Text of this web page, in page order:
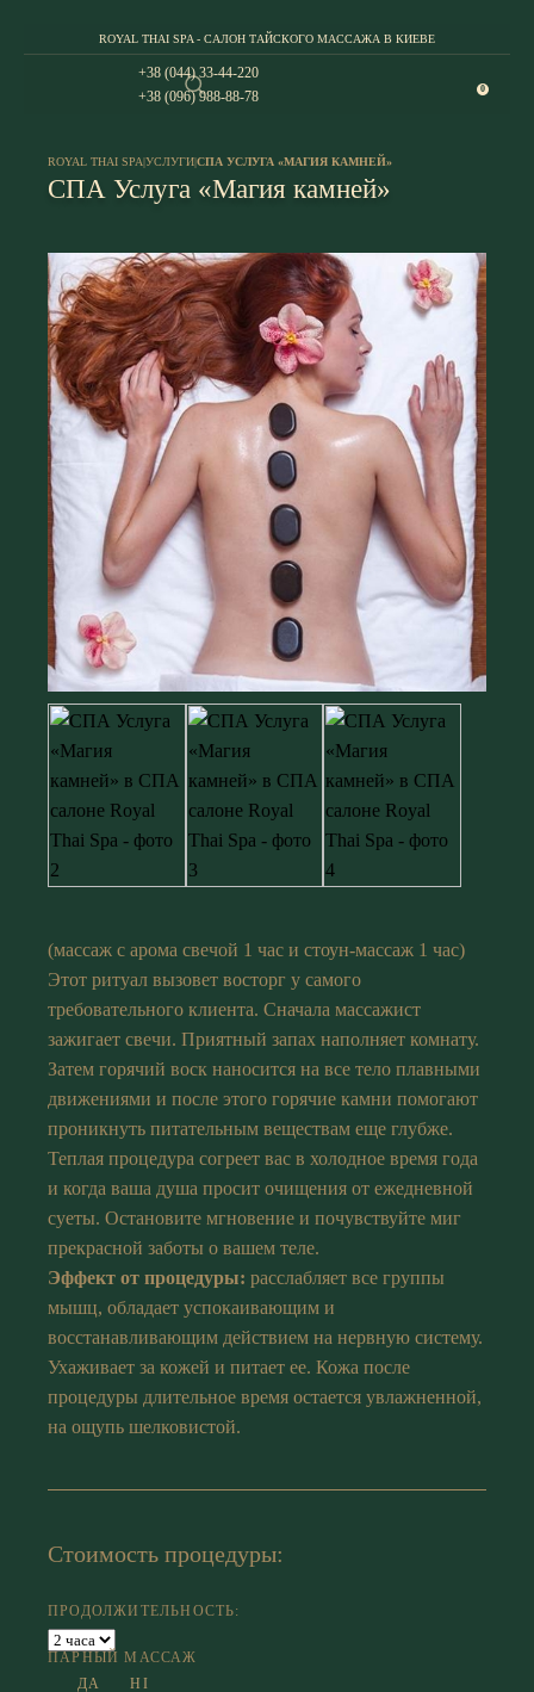
ROYAL THAI SPA - САЛОН ТАЙСКОГО МАССАЖА В КИЕВЕ
+38 (044) 33-44-220
+38 (096) 988-88-78
0
ROYAL THAI SPA|УСЛУГИ|СПА УСЛУГА «МАГИЯ КАМНЕЙ»
СПА Услуга «Магия камней»
(массаж с арома свечой 1 час и стоун-массаж 1 час)
Этот ритуал вызовет восторг у самого
требовательного клиента. Сначала массажист
зажигает свечи. Приятный запах наполняет комнату.
Затем горячий воск наносится на все тело плавными
движениями и после этого горячие камни помогают
проникнуть питательным веществам еще глубже.
Теплая процедура согреет вас в холодное время года
и когда ваша душа просит очищения от ежедневной
суеты. Остановите мгновение и почувствуйте миг
прекрасной заботы о вашем теле.
Эффект от процедуры: расслабляет все группы
мышц, обладает успокаивающим и
восстанавливающим действием на нервную систему.
Ухаживает за кожей и питает ее. Кожа после
процедуры длительное время остается увлажненной,
на ощупь шелковистой.
Стоимость процедуры:
ПРОДОЛЖИТЕЛЬНОСТЬ:
ПАРНЫЙ МАССАЖ
ДА
НІ